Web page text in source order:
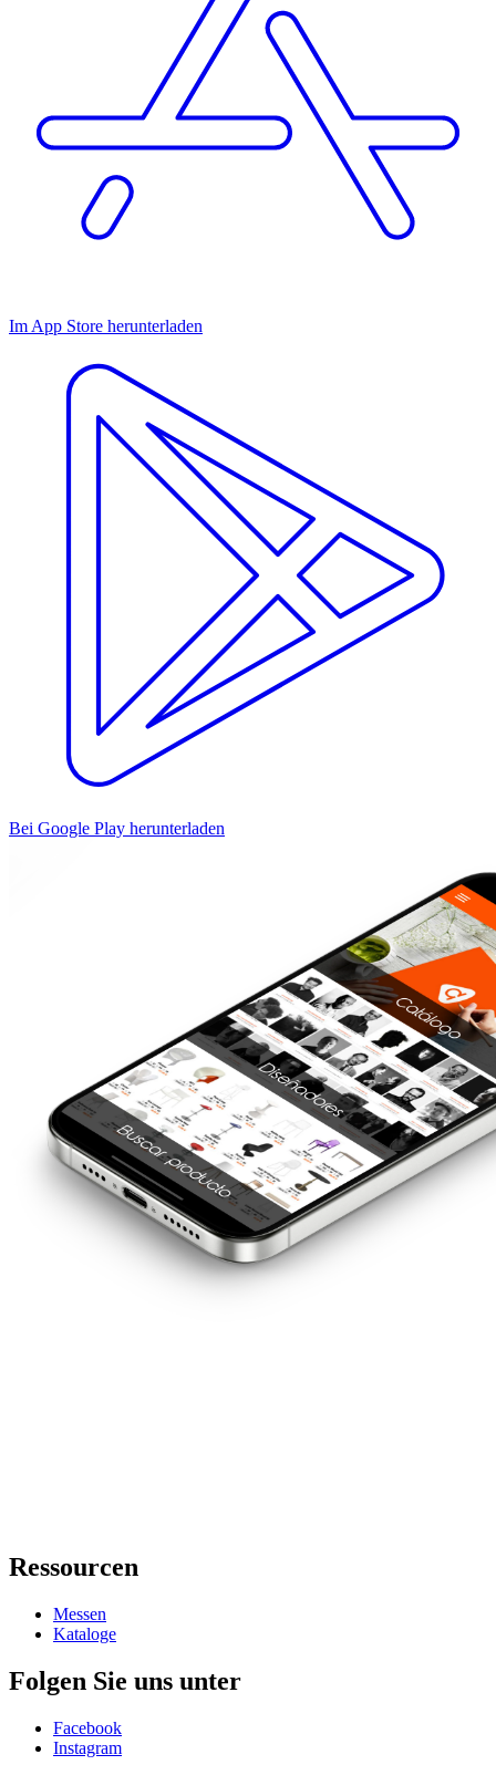
Im App Store herunterladen
Bei Google Play herunterladen
Ressourcen
Messen
Kataloge
Folgen Sie uns unter
Facebook
Instagram